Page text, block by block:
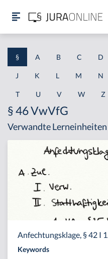
§ A B C D
J K L M N
T U V W Z
§ 46 VwVfG
Verwandte Lerneinheiten
Anfechtungsklage, § 42 I
Keywords